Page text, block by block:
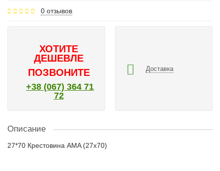
0 отзывов
ХОТИТЕ
ДЕШЕВЛЕ
ПОЗВОНИТЕ
+38 (067) 364 71
72
Доставка
Описание
27*70 Крестовина AMA (27x70)